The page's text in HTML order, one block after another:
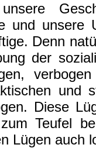
und unsere
Denn
der
und
Diese
Teufel
Lügen auch